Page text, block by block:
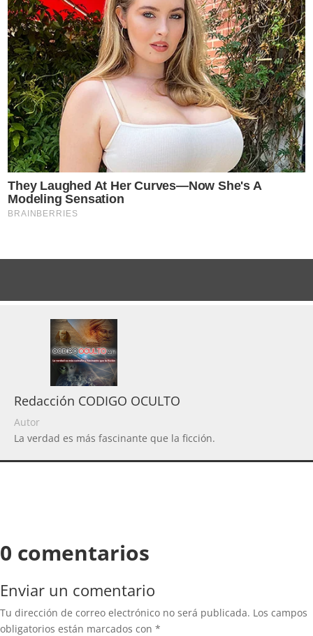
Redacción CODIGO OCULTO
Autor
La verdad es más fascinante que la ficción.
0 comentarios
Enviar un comentario
Tu dirección de correo electrónico no será publicada. Los campos
obligatorios están marcados con *